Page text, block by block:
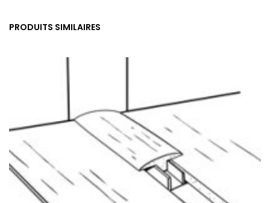
PRODUITS SIMILAIRES